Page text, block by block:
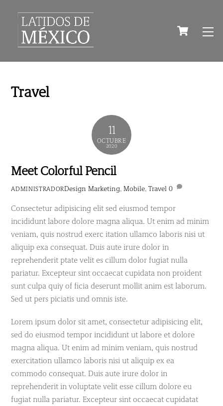
content
Cart
Travel
11
OCTUBRE
2020
Meet Colorful Pencil
ADMINISTRADORDesign Marketing, Mobile, Travel 0
Consectetur adipisicing elit sed eiusmod tempor
incididunt labore dolore magna aliqua. Ut enim ad minim
veniam, quis nostrud exerc itation ullamco laboris nisi ut
aliquip exa consequat. Duis aute irure dolor in
reprehenderit ptate velit es cillum dolor fugiat nulla
pariatur. Excepteur sint occaecat cupidata non proident
sunt culpa quiy of ficia deserunt mollit anim est laborum.
Sed ut pers piciatis und omnis iste.
Lorem ipsum dolor sit amet, consectetur adipisicing elit,
sed do eiusmod tempor incididunt ut labore et dolore
magna aliqua. Ut enim ad minim veniam, quis nostrud
exercitation ullamco laboris nisi ut aliquip ex ea
commodo consequat. Duis aute irure dolor in
reprehenderit in voluptate velit esse cillum dolore eu
fugiat nulla pariatur. Excepteur sint occaecat cupidatat